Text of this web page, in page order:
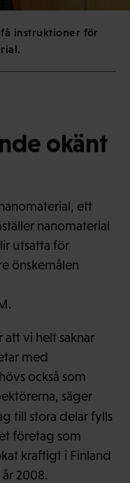
instruktioner för
okänt
ett
nanomaterial
utsatta för
önskemålen
vi helt saknar
med
också som
säger
till stora delar fylls
företag som
kraftigt i Finland
2008.